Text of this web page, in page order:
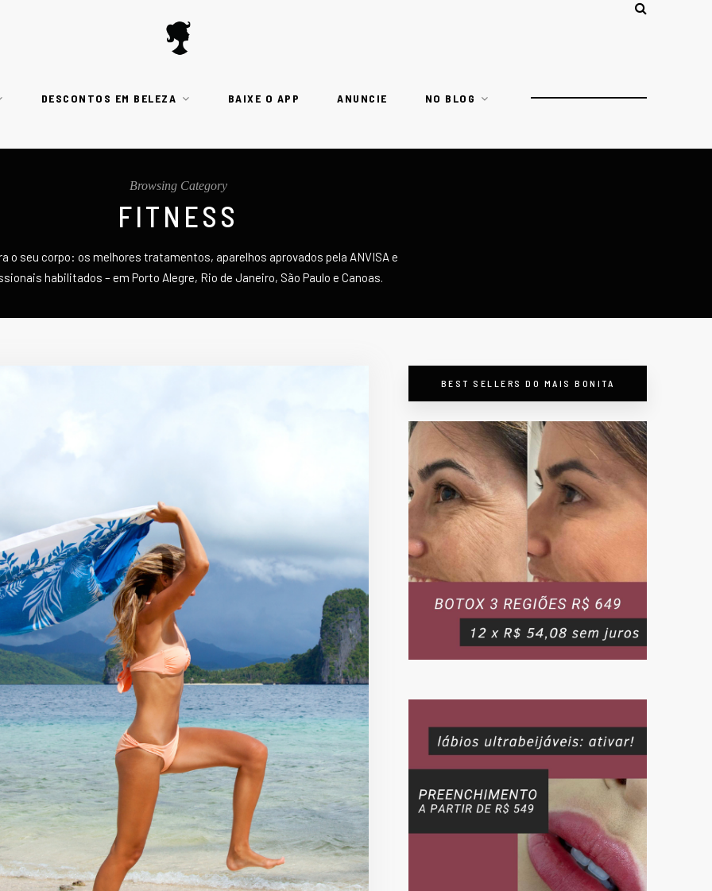
DESCONTOS EM BELEZA BAIXE O APP ANUNCIE NO BLOG
Browsing Category
FITNESS
o seu corpo: os melhores tratamentos, aparelhos aprovados pela ANVISA e
habilitados – em Porto Alegre, Rio de Janeiro, São Paulo e Canoas.
BEST SELLERS DO MAIS BONITA